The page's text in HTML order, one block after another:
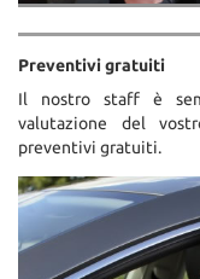
Preventivi gratuiti
Il nostro staff è
valutazione del
preventivi gratuiti.